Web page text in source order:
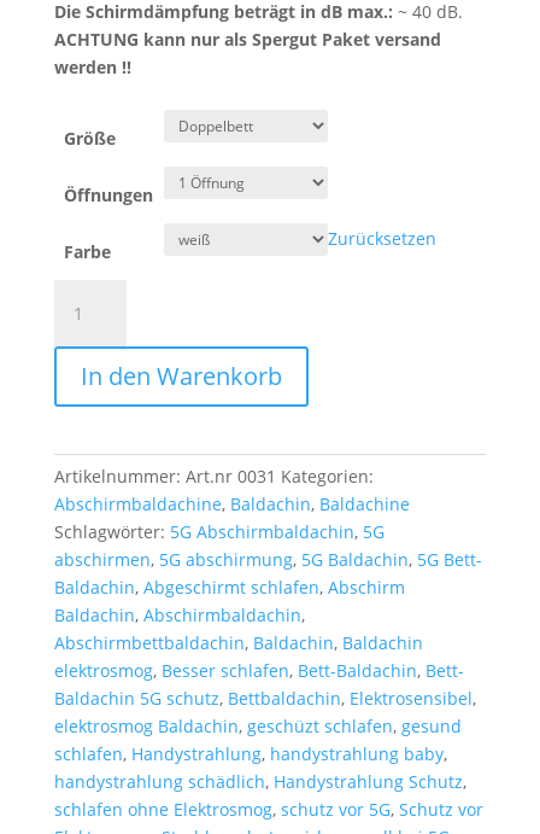
Die Schirmdämpfung beträgt in dB max.: ~ 40 dB.
ACHTUNG kann nur als Spergut Paket versand
werden !!
Größe
Öffnungen
Farbe
Zurücksetzen
Magellan
made
Germany
In den Warenkorb
Artikelnummer: Art.nr 0031 Kategorien:
Abschirmbaldachine, Baldachin, Baldachine
Schlagwörter: 5G Abschirmbaldachin, 5G
abschirmen, 5G abschirmung, 5G Baldachin, 5G Bett-
Baldachin, Abgeschirmt schlafen, Abschirm
Baldachin, Abschirmbaldachin,
Abschirmbettbaldachin, Baldachin, Baldachin
elektrosmog, Besser schlafen, Bett-Baldachin, Bett-
Baldachin 5G schutz, Bettbaldachin, Elektrosensibel,
elektrosmog Baldachin, geschüzt schlafen, gesund
schlafen, Handystrahlung, handystrahlung baby,
handystrahlung schädlich, Handystrahlung Schutz,
schlafen ohne Elektrosmog, schutz vor 5G, Schutz vor